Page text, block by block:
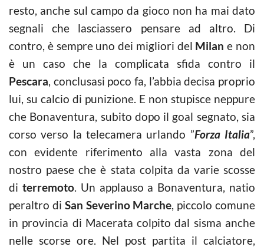
resto, anche sul campo da gioco non ha mai dato
segnali che lasciassero pensare ad altro. Di
contro, è sempre uno dei migliori del Milan e non
è un caso che la complicata sfida contro il
Pescara, conclusasi poco fa, l’abbia decisa proprio
lui, su calcio di punizione. E non stupisce neppure
che Bonaventura, subito dopo il goal segnato, sia
corso verso la telecamera urlando ”Forza Italia”,
con evidente riferimento alla vasta zona del
nostro paese che è stata colpita da varie scosse
di terremoto. Un applauso a Bonaventura, natio
peraltro di San Severino Marche, piccolo comune
in provincia di Macerata colpito dal sisma anche
nelle scorse ore. Nel post partita il calciatore,